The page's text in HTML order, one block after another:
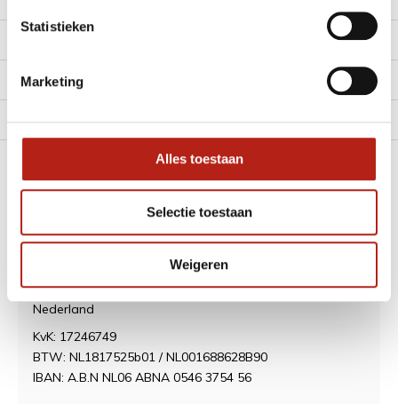
Statistieken
Marketing
Alles toestaan
Selectie toestaan
Weigeren
Mijn account
Alle Categorieën
Best Fightshop
Diepenbrockstraat 6 (geen winkel)
5481 PM Schijndel
Nederland
KvK: 17246749
BTW: NL1817525b01 / NL001688628B90
IBAN: A.B.N NL06 ABNA 0546 3754 56